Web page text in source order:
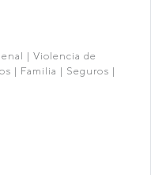
| Violencia de
| Familia | Seguros |